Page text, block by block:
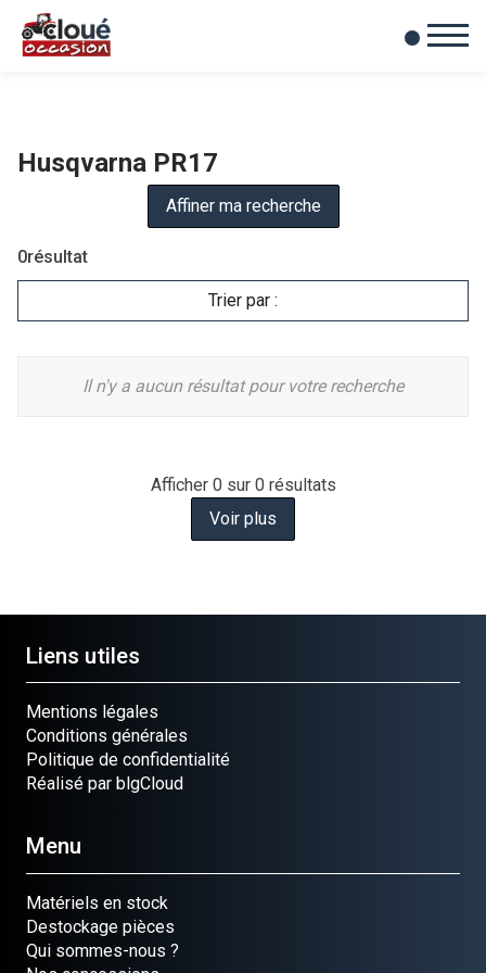
Mes favoris
0
Husqvarna PR17
0résultat
Trier par :
Affiner ma recherche
Il n'y a aucun résultat pour votre recherche
Afficher 0 sur 0 résultats
Voir plus
Liens utiles
Mentions légales
Conditions générales
Politique de confidentialité
Réalisé par blgCloud
Menu
Matériels en stock
Destockage pièces
Qui sommes-nous ?